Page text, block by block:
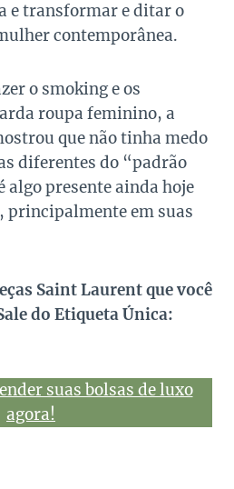
e transformar e ditar o
contemporânea.
o smoking e os
roupa feminino, a
que não tinha medo
diferentes do “padrão
algo presente ainda hoje
principalmente em suas
Saint Laurent que você
do Etiqueta Única:
suas bolsas de luxo
agora!